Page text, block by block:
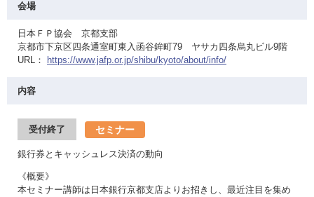
会場
日本ＦＰ協会 京都支部
京都市下京区四条通室町東入函谷鉾町79 ヤサカ四条烏丸ビル9階
URL：
https://www.jafp.or.jp/shibu/kyoto/about/info/
内容
受付終了 セミナー
銀行券とキャッシュレス決済の動向
《概要》
本セミナー講師は日本銀行京都支店よりお招きし、最近注目を集め